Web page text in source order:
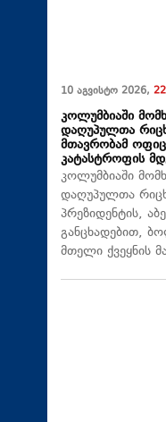
10 აგვისტო 2026,
კოლუმბიაში
დაღუპულთა
მთავრობამ
კატასტროფის
კოლუმბიაში
დაღუპულთა
პრეზიდენტის,
განცხადებით,
მთელი ქვეყნის